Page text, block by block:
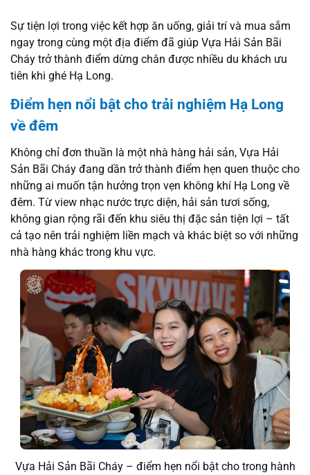
Sự tiện lợi trong việc kết hợp ăn uống, giải trí và mua sắm
ngay trong cùng một địa điểm đã giúp Vựa Hải Sản Bãi
Cháy trở thành điểm dừng chân được nhiều du khách ưu
tiên khi ghé Hạ Long.
Điểm hẹn nổi bật cho trải nghiệm Hạ Long
về đêm
Không chỉ đơn thuần là một nhà hàng hải sản, Vựa Hải
Sản Bãi Cháy đang dần trở thành điểm hẹn quen thuộc cho
những ai muốn tận hưởng trọn vẹn không khí Hạ Long về
đêm. Từ view nhạc nước trực diện, hải sản tươi sống,
không gian rộng rãi đến khu siêu thị đặc sản tiện lợi – tất
cả tạo nên trải nghiệm liền mạch và khác biệt so với những
nhà hàng khác trong khu vực.
Vựa Hải Sản Bãi Cháy – điểm hẹn nổi bật cho trong hành